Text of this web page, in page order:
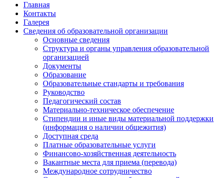
Главная
Контакты
Галерея
Сведения об образовательной организации
Основные сведения
Структура и органы управления образовательной
организацией
Документы
Образование
Образовательные стандарты и требования
Руководство
Педагогический состав
Материально-техническое обеспечение
Стипендии и иные виды материальной поддержки
(информация о наличии общежития)
Доступная среда
Платные образовательные услуги
Финансово-хозяйственная деятельность
Вакантные места для приема (перевода)
Международное сотрудничество